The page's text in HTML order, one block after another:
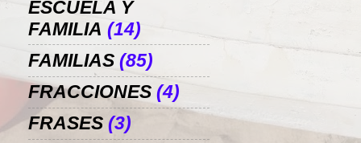
ESCUELA Y
FAMILIA (14)
FAMILIAS (85)
FRACCIONES (4)
FRASES (3)